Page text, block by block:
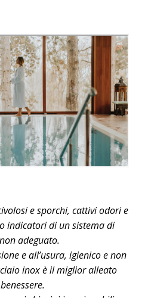
e sporchi, cattivi odori e
indicatori di un sistema di
adeguato.
e all’usura, igienico e non
inox è il miglior alleato